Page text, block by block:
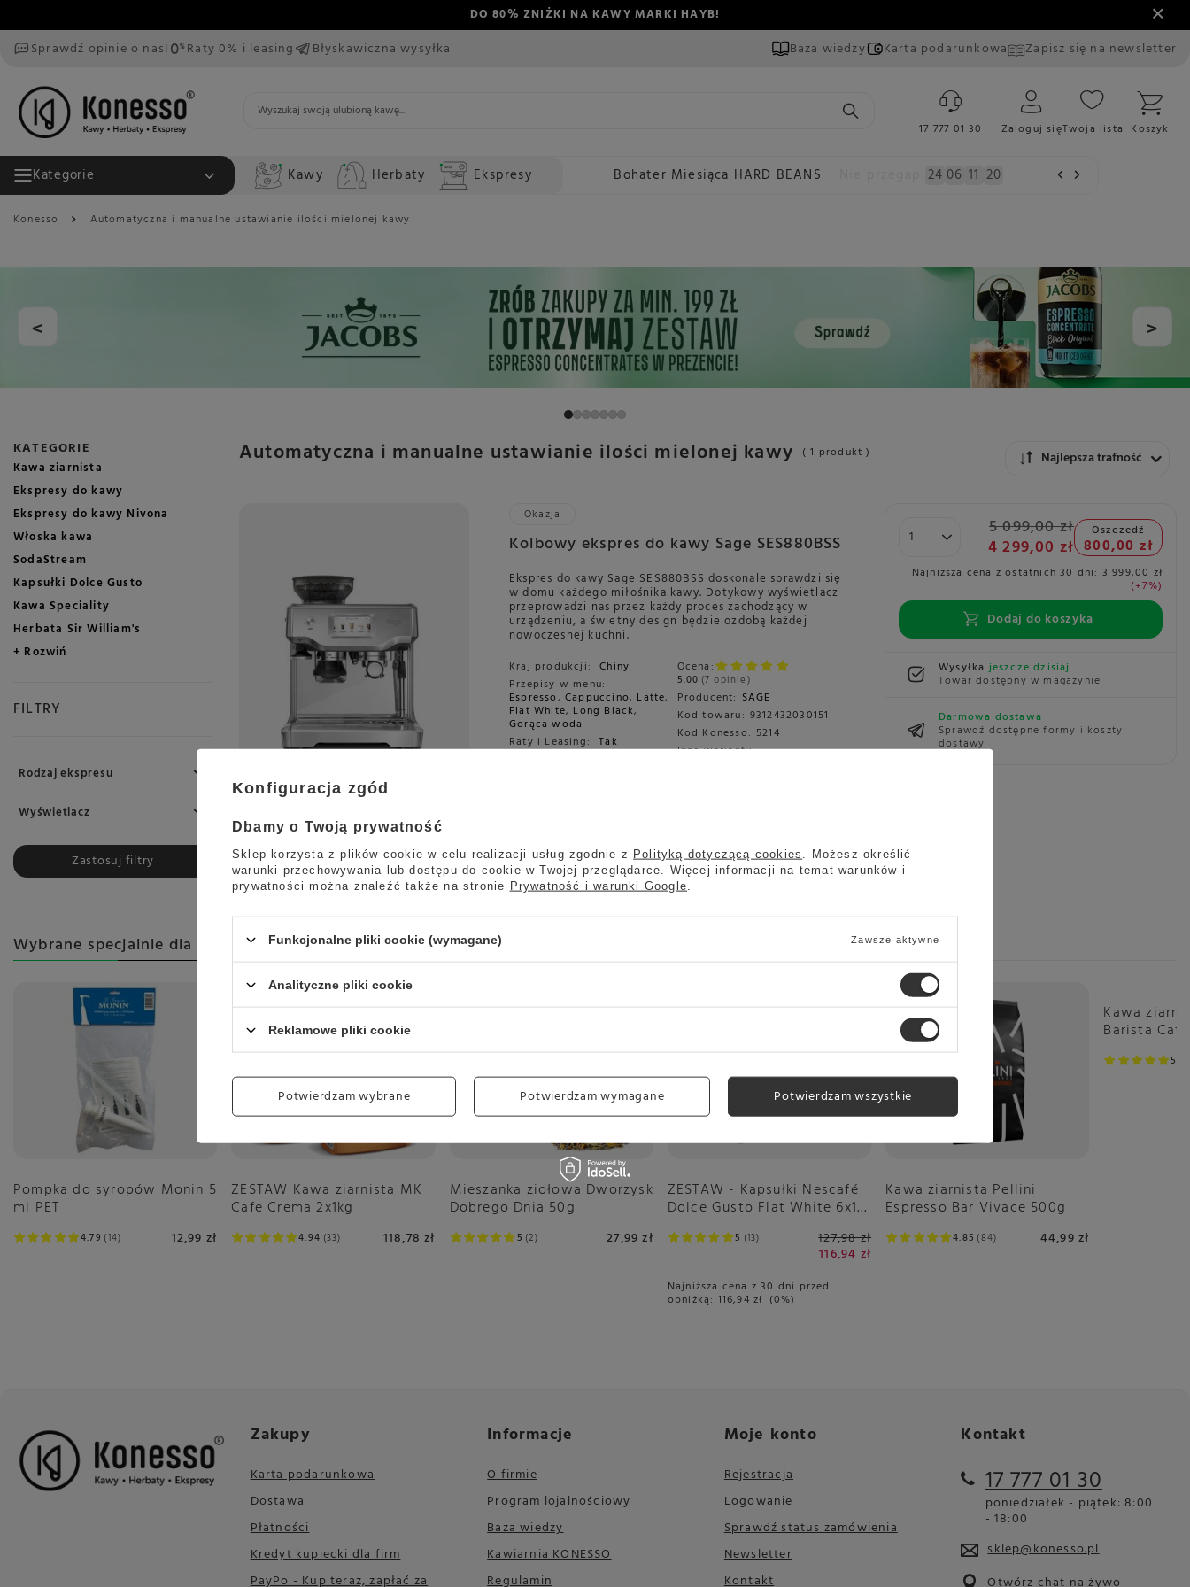
DO 80% ZNIŻKI NA KAWY MARKI HAYB!
Sprawdź opinie o nas!
Raty 0% i leasing Błyskawiczna wysyłka Baza wiedzy Karta podarunkowa Zapisz się na newsletter
17 777 01 30 Zaloguj sięTwoja lista Koszyk
Kategorie Kawy Herbaty Ekspresy Bohater Miesiąca HARD BEANS 24 06 11 20
Konesso Automatyczna i manualne ustawianie ilości mielonej kawy
< >
KATEGORIE
Kawa ziarnista
Ekspresy do kawy
Ekspresy do kawy Nivona
Włoska kawa
SodaStream
Kapsułki Dolce Gusto
Kawa Speciality
Herbata Sir William's
+ Rozwiń
FILTRY
Rodzaj ekspresu
Wyświetlacz
Zastosuj filtry
Automatyczna i manualne ustawianie ilości mielonej kawy ( 1 produkt ) Zmień sortowanie
Najlepsza trafność
Okazja
Kolbowy ekspres do kawy Sage SES880BSS
Ekspres do kawy Sage SES880BSS doskonale sprawdzi się
w domu każdego miłośnika kawy. Dotykowy wyświetlacz
przeprowadzi nas przez każdy proces zachodzący w
urządzeniu, a świetny design będzie ozdobą każdej
nowoczesnej kuchni.
Kraj produkcji: Chiny
Przepisy w menu:
Espresso,Cappuccino, Latte,
Flat White, Long Black,
Gorąca woda
Raty i Leasing: Tak
Ocena:
5.00 7 opinie
Producent: SAGE
Kod towaru: 9312432030151
Kod Konesso: 5214
Inne warianty:
5 099,00 zł
4 299,00 zł
Oszczedź
800,00 zł
Najniższa cena z ostatnich 30 dni: 3 999,00 zł
+7%
Dodaj do koszyka
Wysyłkajeszcze dzisiaj
Towar dostępny w magazynie
Darmowa dostawa
Sprawdź dostępne formy i koszty
dostawy
Wybrane specjalnie dla Ciebie
4.79 14
Pompka do syropów Monin 5
ml PET
12,99 zł 4.94 33
ZESTAW Kawa ziarnista MK
Cafe Crema 2x1kg
118,78 zł 5 2
Mieszanka ziołowa Dworzysk
Dobrego Dnia 50g
27,99 zł 5 13
ZESTAW - Kapsułki Nescafé
Dolce Gusto Flat White 6x16
127,98 zł
116,94 zł
Najniższa cena z 30 dni przed
obniżką: 116,94 zł 0%
4.85 84
Kawa ziarnista Pellini
Espresso Bar Vivace 500g
44,99 zł
5
Kawa
Barista
Zakupy
Karta podarunkowa
Dostawa
Płatności
Kredyt kupiecki dla firm
PayPo - Kup teraz, zapłać za
Informacje
O firmie
Program lojalnościowy
Baza wiedzy
Kawiarnia KONESSO
Regulamin
Moje konto
Rejestracja
Logowanie
Sprawdź status zamówienia
Newsletter
Kontakt
Kontakt
17 777 01 30
poniedziałek - piątek: 8:00
- 18:00
sklep@konesso.pl
Konfiguracja zgód
Dbamy o Twoją prywatność
Sklep korzysta z plików cookie w celu realizacji usług zgodnie z Polityką dotyczącą cookies
. Możesz określić
warunki przechowywania lub dostępu do cookie w Twojej przeglądarce. Więcej informacji na temat warunków i
prywatności można znaleźć także na stronie Prywatność i warunki Google
Funkcjonalne pliki cookie (wymagane) Zawsze aktywne
Analityczne pliki cookie
Reklamowe pliki cookie
Potwierdzam wybrane Potwierdzam wymagane Potwierdzam wszystkie